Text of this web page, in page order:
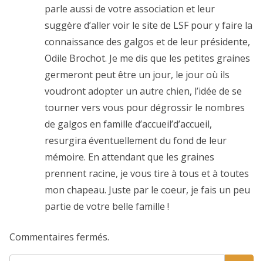
parle aussi de votre association et leur
suggère d’aller voir le site de LSF pour y faire la
connaissance des galgos et de leur présidente,
Odile Brochot. Je me dis que les petites graines
germeront peut être un jour, le jour où ils
voudront adopter un autre chien, l’idée de se
tourner vers vous pour dégrossir le nombres
de galgos en famille d’accueil’d’accueil,
resurgira éventuellement du fond de leur
mémoire. En attendant que les graines
prennent racine, je vous tire à tous et à toutes
mon chapeau. Juste par le coeur, je fais un peu
partie de votre belle famille !
Commentaires fermés.